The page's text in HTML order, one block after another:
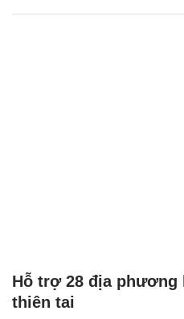
Hỗ trợ 28 địa phương
thiên tai